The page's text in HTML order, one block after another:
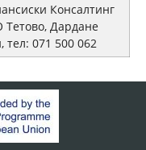
Консалтинг
Дардане
071 500 062